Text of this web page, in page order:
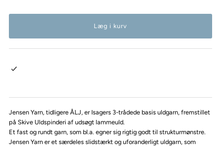
Jensen Yarn, tidligere ÅLJ, er Isagers 3-trådede basis uldgarn, fremstillet
på Skive Uldspinderi af udsøgt lammeuld.
Et fast og rundt garn, som bl.a. egner sig rigtig godt til strukturmønstre.
Jensen Yarn er et særdeles slidstærkt og uforanderligt uldgarn, som